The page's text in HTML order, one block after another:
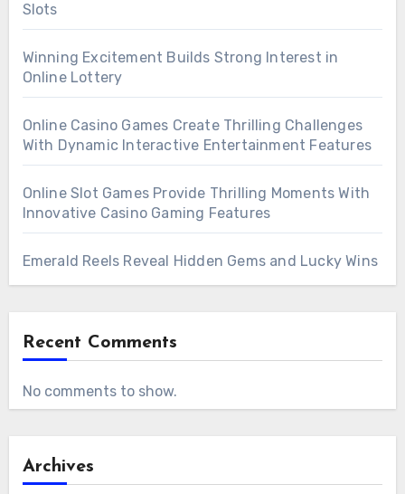
Slots
Winning Excitement Builds Strong Interest in
Online Lottery
Online Casino Games Create Thrilling Challenges
With Dynamic Interactive Entertainment Features
Online Slot Games Provide Thrilling Moments With
Innovative Casino Gaming Features
Emerald Reels Reveal Hidden Gems and Lucky Wins
Recent Comments
No comments to show.
Archives